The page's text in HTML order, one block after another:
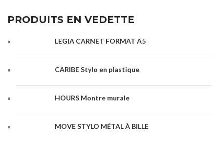
PRODUITS EN VEDETTE
LEGIA CARNET FORMAT A5
CARIBE Stylo en plastique
HOURS Montre murale
MOVE STYLO MÉTAL À BILLE